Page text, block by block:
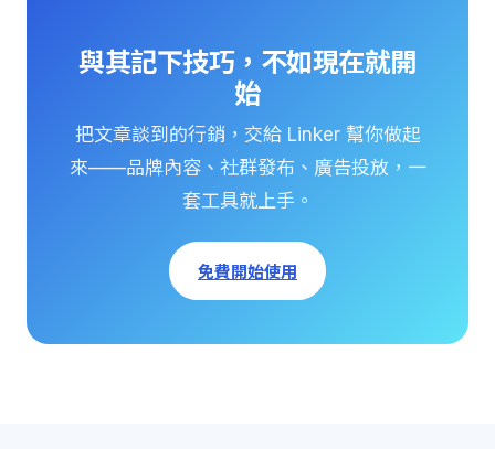
與其記下技巧，不如現在就開
始
把文章談到的行銷，交給 Linker 幫你做起
來——品牌內容、社群發布、廣告投放，一
套工具就上手。
免費開始使用